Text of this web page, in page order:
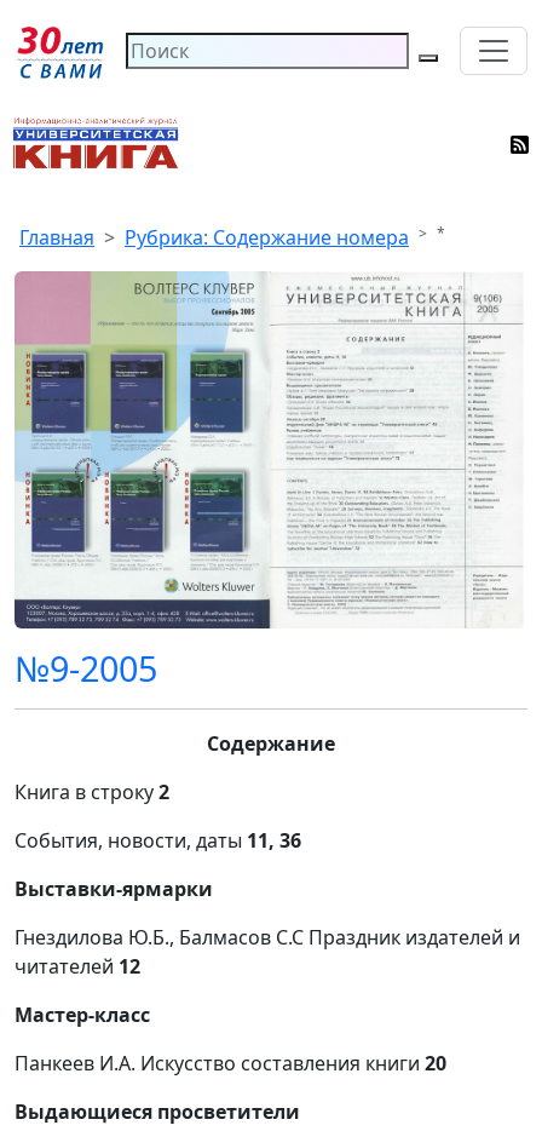
Главная Рубрика: Содержание номера *
№9-2005
Содержание
Книга в строку2
События, новости, даты 11, 36
Выставки-ярмарки
Гнездилова Ю.Б., Балмасов С.С Праздник издателей и
читателей 12
Мастер-класс
Панкеев И.А. Искусство составления книги 20
Выдающиеся просветители